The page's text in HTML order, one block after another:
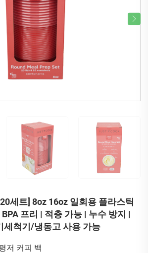
세트] 8oz 16oz 일회용 플라스틱
프리 | 적층 가능 | 누수 방지 |
세척기/냉동고 사용 가능
저 커피 백